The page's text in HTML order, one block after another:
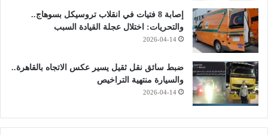
إصابة 8 فتيات في انقلاب تروسيكل بسوهاج..
والتحريات: اختلال عجلة القيادة السبب
2026-04-14
ضبط سائق نقل ثقيل يسير عكس الاتجاه بالقاهرة..
والسيارة منتهية التراخيص
2026-04-14